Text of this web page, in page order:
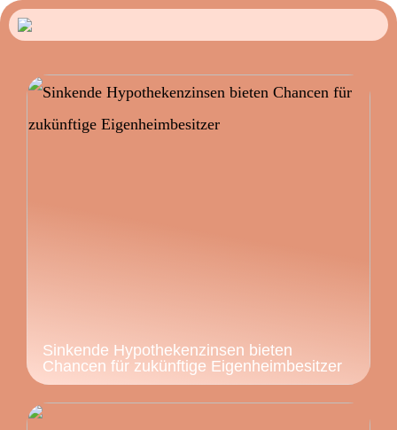
Sinkende Hypothekenzinsen bieten
Chancen für zukünftige Eigenheimbesitzer